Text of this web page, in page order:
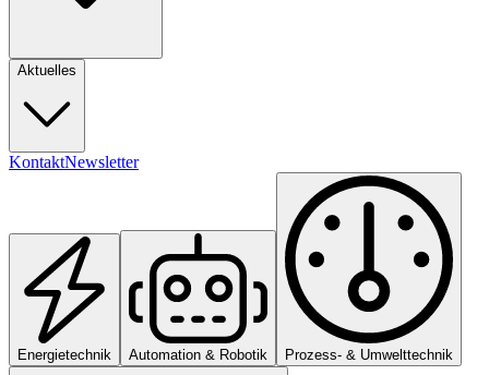
Aktuelles
KontaktNewsletter
Energietechnik Automation & Robotik Prozess- & Umwelttechnik